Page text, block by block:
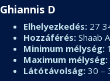
Ghiannis D
Elhelyezkedés: 27
Hozzáférés: Shaab
Minimum mélység:
Maximum mélység:
Látótávolság: 30 –